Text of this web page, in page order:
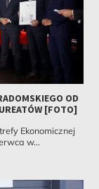
OD
[FOTO]
Ekonomicznej
w...